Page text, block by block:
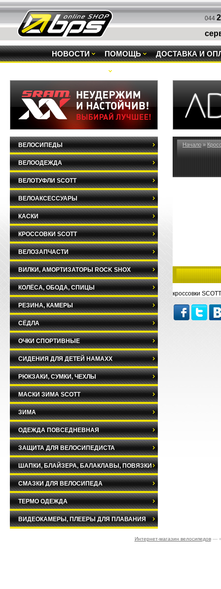
044
НОВОСТИ ПОМОЩЬ ДОСТАВКА И
Начало »
кроссовки
ВЕЛОСИПЕДЫ
ВЕЛООДЕЖДА
ВЕЛОТУФЛИ SCOTT
ВЕЛОАКСЕССУАРЫ
КАСКИ
КРОССОВКИ SCOTT
ВЕЛОЗАПЧАСТИ
ВИЛКИ, АМОРТИЗАТОРЫ ROCK SHOX
КОЛЁСА, ОБОДА, СПИЦЫ
РЕЗИНА, КАМЕРЫ
СЁДЛА
ОЧКИ СПОРТИВНЫЕ
СИДЕНИЯ ДЛЯ ДЕТЕЙ HAMAXX
РЮКЗАКИ, СУМКИ, ЧЕХЛЫ
МАСКИ ЗИМА SCOTT
ЗИМА
ОДЕЖДА ПОВСЕДНЕВНАЯ
ЗАЩИТА ДЛЯ ВЕЛОСИПЕДИСТА
ШАПКИ, БЛАЙЗЕРА, БАЛАКЛАВЫ, ПОВЯЗКИ
СМАЗКИ ДЛЯ ВЕЛОСИПЕДА
ТЕРМО ОДЕЖДА
ВИДЕОКАМЕРЫ, ПЛЕЕРЫ ДЛЯ ПЛАВАНИЯ
Интернет-магазин велосипедов—